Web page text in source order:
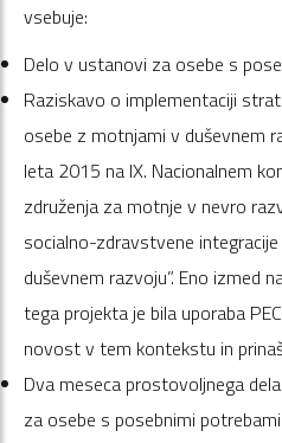
vsebuje:
Delo v ustanovi za osebe s
Raziskavo o implementaciji
osebe z motnjami v duševnem
leta 2015 na IX. Nacionalnem
združenja za motnje v nevro
socialno-zdravstvene
duševnem razvoju”. Eno izmed
tega projekta je bila uporaba
novost v tem kontekstu in
Dva meseca prostovoljnega
za osebe s posebnimi potrebami.